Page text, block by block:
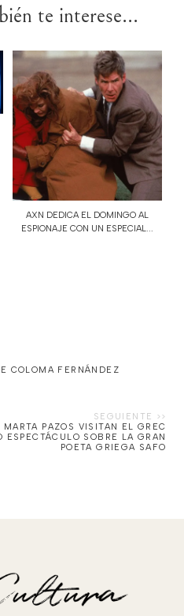
te interese...
AXN DEDICA EL DOMINGO AL
ESPIONAJE CON UN ESPECIAL...
COLOMA FERNÁNDEZ
PAZOS VISITAN EL GREC
ESPECTÁCULO SOBRE LA GRAN
POETA GRIEGA SAFO